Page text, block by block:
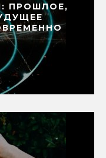
ПРОШЛОЕ,